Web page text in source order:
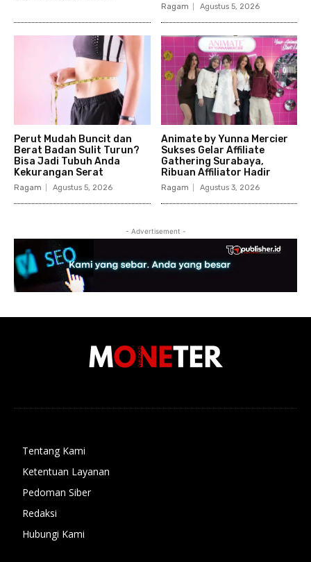
Ragam Agustus 5, 2026
Perut Mudah Buncit dan
Berat Badan Sulit Turun?
Bisa Jadi Tubuh Anda
Kekurangan Serat
Ragam Agustus 5, 2026
Animate by Yunna Mercier
Sukses Gelar Affiliate
Gathering Surabaya,
Ribuan Affiliator Hadir
Ragam Agustus 3, 2026
- Advertisement -
Tentang Kami
Ketentuan Layanan
Pedoman Siber
Redaksi
Hubungi Kami